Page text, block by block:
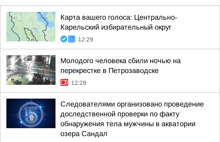
Карта вашего голоса: Центрально-
Карельский избирательный округ
12:29
Молодого человека сбили ночью на
перекрестке в Петрозаводске
12:28
Следователями организовано проведение
доследственной проверки по факту
обнаружения тела мужчины в акватории
озера Сандал